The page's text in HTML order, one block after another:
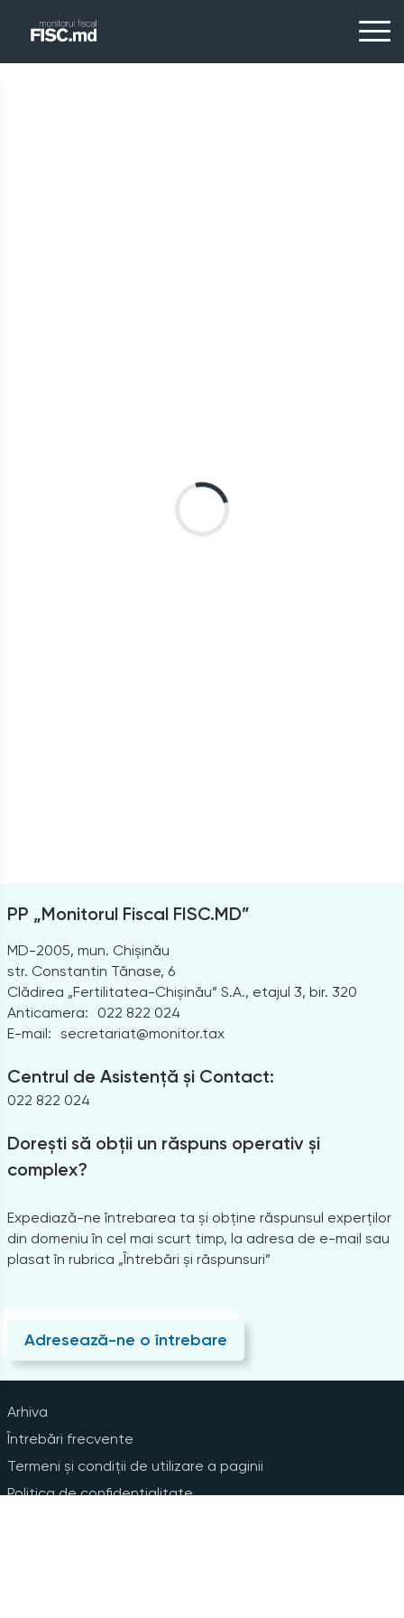
PP „Monitorul Fiscal FISC.MD”
MD-2005, mun. Chișinău
str. Constantin Tănase, 6
Clădirea „Fertilitatea-Chișinău” S.A., etajul 3, bir. 320
Anticamera:
022 822 024
E-mail: secretariat@monitor.tax
Centrul de Asistență și Contact:
022 822 024
Dorești să obții un răspuns operativ și
complex?
Expediază-ne întrebarea ta și obține răspunsul experților
din domeniu în cel mai scurt timp, la adresa de e-mail sau
plasat în rubrica „Întrebări și răspunsuri”
Adresează-ne o întrebare
Arhiva
Întrebări frecvente
Termeni și condiții de utilizare a paginii
Politica de confidențialitate